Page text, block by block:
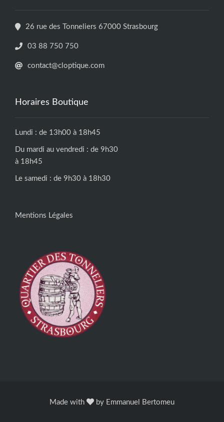
26 rue des Tonneliers 67000 Strasbourg
03 88 750 750
contact@cloptique.com
Horaires Boutique
Lundi : de 13h00 à 18h45
Du mardi au vendredi : de 9h30
à 18h45
Le samedi : de 9h30 à 18h30
Mentions Légales
Made with by Emmanuel Bertomeu